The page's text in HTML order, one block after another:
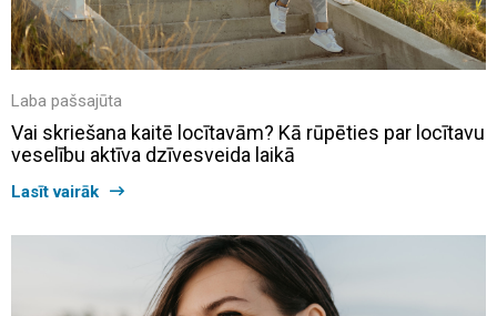
Laba pašsajūta
Vai skriešana kaitē locītavām? Kā rūpēties par locītavu
veselību aktīva dzīvesveida laikā
Lasīt vairāk